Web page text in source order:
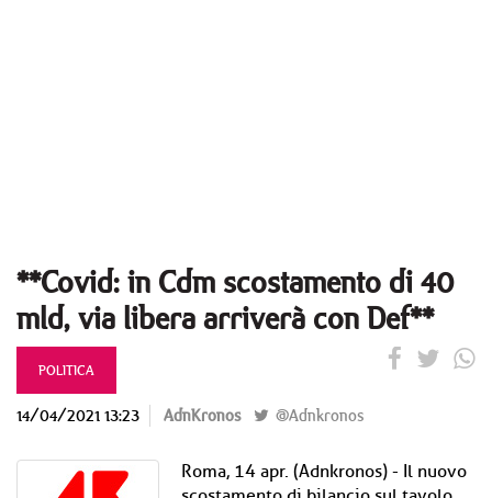
**Covid: in Cdm scostamento di 40
mld, via libera arriverà con Def**
POLITICA
14/04/2021 13:23 AdnKronos @Adnkronos
Roma, 14 apr. (Adnkronos) - Il nuovo